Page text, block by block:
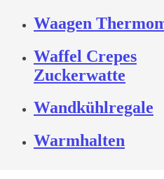
Waagen
Waffel Crepes
Zuckerwatte
Wandkühlregale
Warmhalten